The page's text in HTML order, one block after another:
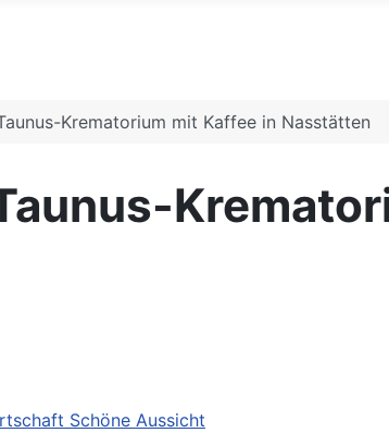
Krematorium mit Kaffee in Nasstätten
Schöne Aussicht